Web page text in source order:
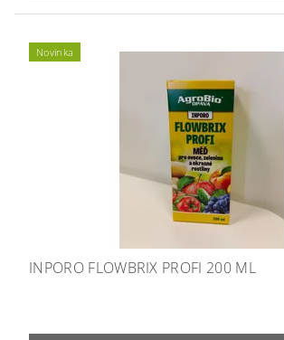
Novinka
INPORO FLOWBRIX PROFI 200 ML